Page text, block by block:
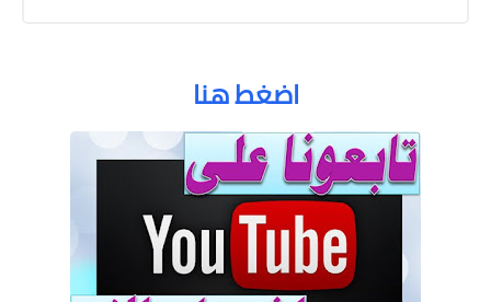
اضغط هنا